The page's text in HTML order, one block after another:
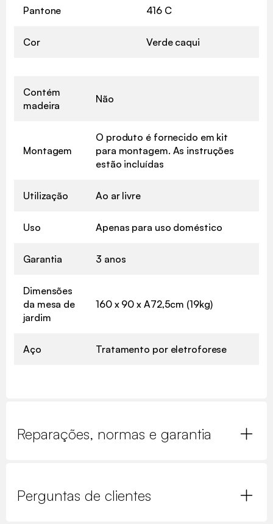
Pantone 416 C
Cor Verde caqui
Contém
madeira
Não
Montagem
O produto é fornecido em kit
para montagem. As instruções
estão incluídas
Utilização Ao ar livre
Uso Apenas para uso doméstico
Garantia 3 anos
Dimensões
da mesa de
jardim
160 x 90 x A72,5cm (19kg)
Aço Tratamento por eletroforese
Reparações, normas e garantia
Perguntas de clientes